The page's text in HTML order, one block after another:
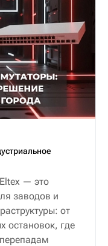
— это
заводов и
от
остановок, где